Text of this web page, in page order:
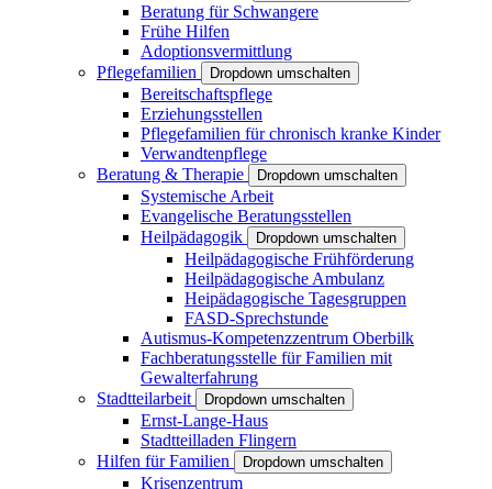
Beratung für Schwangere
Frühe Hilfen
Adoptionsvermittlung
Pflegefamilien
Dropdown umschalten
Bereitschaftspflege
Erziehungsstellen
Pflegefamilien für chronisch kranke Kinder
Verwandtenpflege
Beratung & Therapie
Dropdown umschalten
Systemische Arbeit
Evangelische Beratungsstellen
Heilpädagogik
Dropdown umschalten
Heilpädagogische Frühförderung
Heilpädagogische Ambulanz
Heipädagogische Tagesgruppen
FASD-Sprechstunde
Autismus-Kompetenzzentrum Oberbilk
Fachberatungsstelle für Familien mit
Gewalterfahrung
Stadtteilarbeit
Dropdown umschalten
Ernst-Lange-Haus
Stadtteilladen Flingern
Hilfen für Familien
Dropdown umschalten
Krisenzentrum